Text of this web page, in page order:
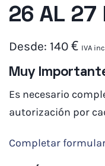
26 AL 27
Desde: 140 € IVA
Muy
Es necesario
autorización por
Completar